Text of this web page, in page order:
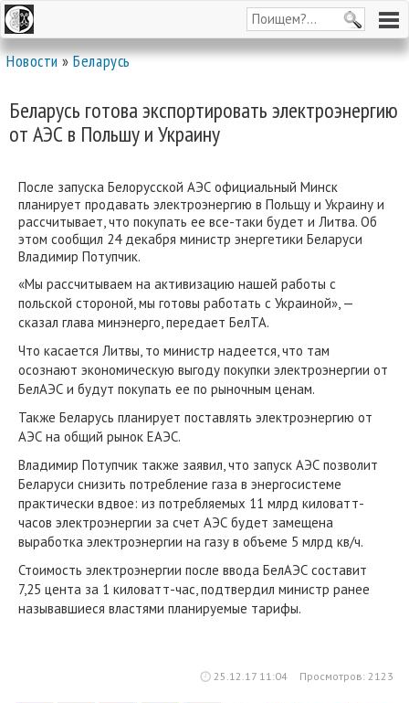
Новости»Беларусь
Беларусь готова экспортировать электроэнергию
от АЭС в Польшу и Украину
После запуска Белорусской АЭС официальный Минск
планирует продавать электроэнергию в Польщу и Украину и
рассчитывает, что покупать ее все-таки будет и Литва. Об
этом сообщил 24 декабря министр энергетики Беларуси
Владимир Потупчик.
«Мы рассчитываем на активизацию нашей работы с
польской стороной, мы готовы работать с Украиной», —
сказал глава минэнерго, передает БелТА.
Что касается Литвы, то министр надеется, что там
осознают экономическую выгоду покупки электроэнергии от
БелАЭС и будут покупать ее по рыночным ценам.
Также Беларусь планирует поставлять электроэнергию от
АЭС на общий рынок ЕАЭС.
Владимир Потупчик также заявил, что запуск АЭС позволит
Беларуси снизить потребление газа в энергосистеме
практически вдвое: из потребляемых 11 млрд киловатт-
часов электроэнергии за счет АЭС будет замещена
выработка электроэнергии на газу в объеме 5 млрд кв/ч.
Стоимость электроэнергии после ввода БелАЭС составит
7,25 цента за 1 киловатт-час, подтвердил министр ранее
называвшиеся властями планируемые тарифы.
25.12.17 11:04 Просмотров: 2123